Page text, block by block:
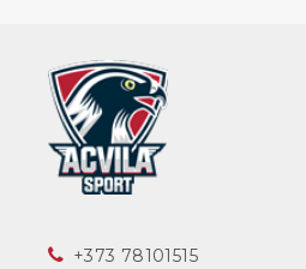
‎+373 78101515